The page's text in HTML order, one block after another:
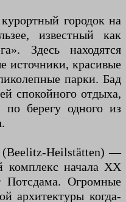
городок на
известный как
Здесь находятся
источники, красивые
парки. Бад
спокойного отдыха,
по берегу одного из
(Beelitz-Heilstätten) —
комплекс начала XX
Потсдама. Огромные
архитектуры когда-